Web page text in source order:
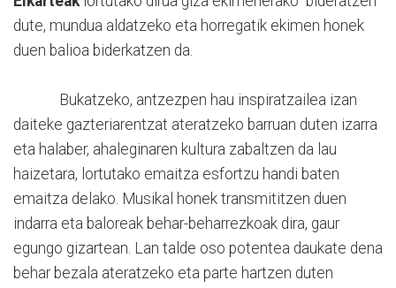
dute, mundua aldatzeko eta horregatik ekimen honek
duen balioa biderkatzen da.
Bukatzeko, antzezpen hau inspiratzailea izan
daiteke gazteriarentzat ateratzeko barruan duten izarra
eta halaber, ahaleginaren kultura zabaltzen da lau
haizetara, lortutako emaitza esfortzu handi baten
emaitza delako. Musikal honek transmititzen duen
indarra eta baloreak behar-beharrezkoak dira, gaur
egungo gizartean. Lan talde oso potentea daukate dena
behar bezala ateratzeko eta parte hartzen duten